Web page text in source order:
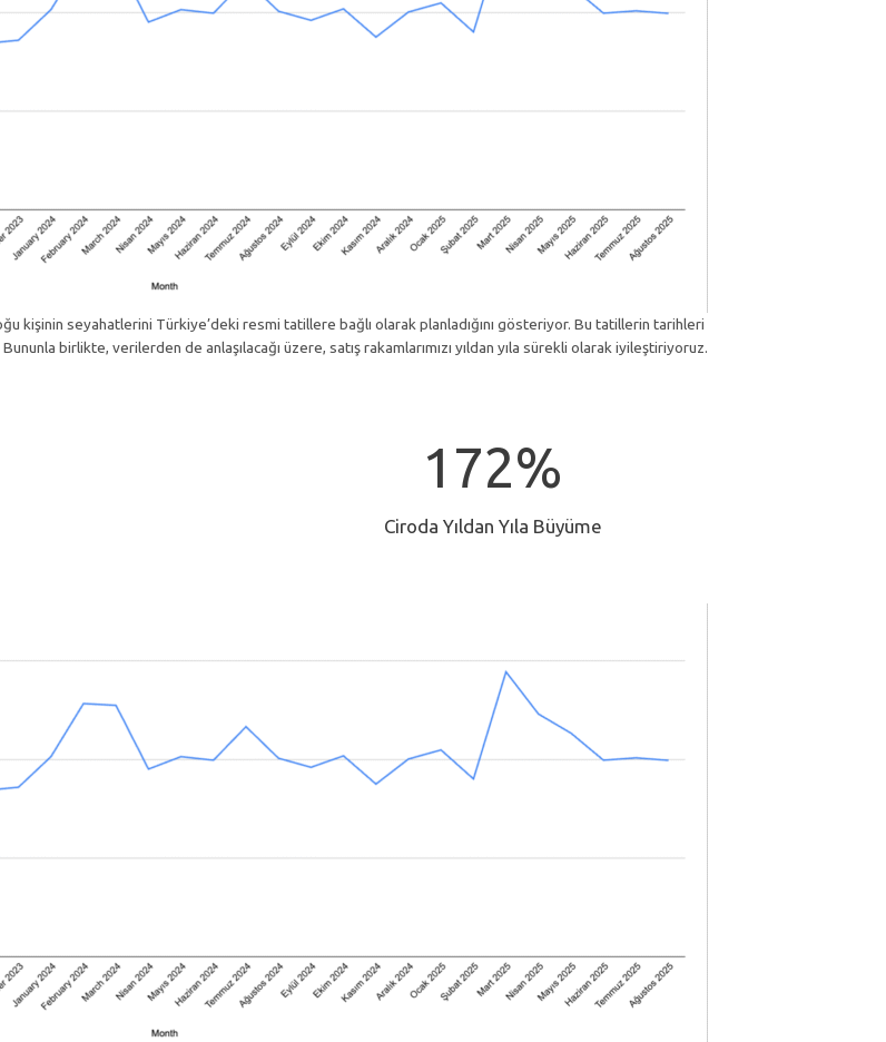
kişinin seyahatlerini Türkiye’deki resmi tatillere bağlı olarak planladığını gösteriyor. Bu tatillerin tarihleri
birlikte, verilerden de anlaşılacağı üzere, satış rakamlarımızı yıldan yıla sürekli olarak iyileştiriyoruz.
172%
Ciroda Yıldan Yıla Büyüme